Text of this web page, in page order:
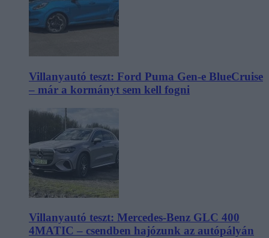
Villanyautó teszt: Ford Puma Gen-e BlueCruise
– már a kormányt sem kell fogni
Villanyautó teszt: Mercedes-Benz GLC 400
4MATIC – csendben hajózunk az autópályán